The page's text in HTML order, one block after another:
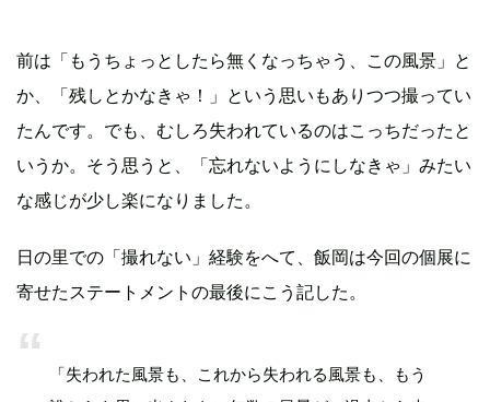
前は「もうちょっとしたら無くなっちゃう、この風景」と
か、「残しとかなきゃ！」という思いもありつつ撮ってい
たんです。でも、むしろ失われているのはこっちだったと
いうか。そう思うと、「忘れないようにしなきゃ」みたい
な感じが少し楽になりました。
日の里での「撮れない」経験をへて、飯岡は今回の個展に
寄せたステートメントの最後にこう記した。
「失われた風景も、これから失われる風景も、もう